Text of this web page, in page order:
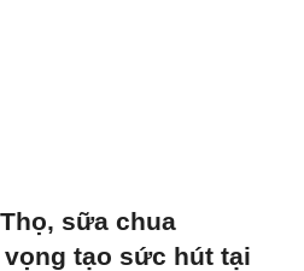
sữa chua
tạo sức hút tại